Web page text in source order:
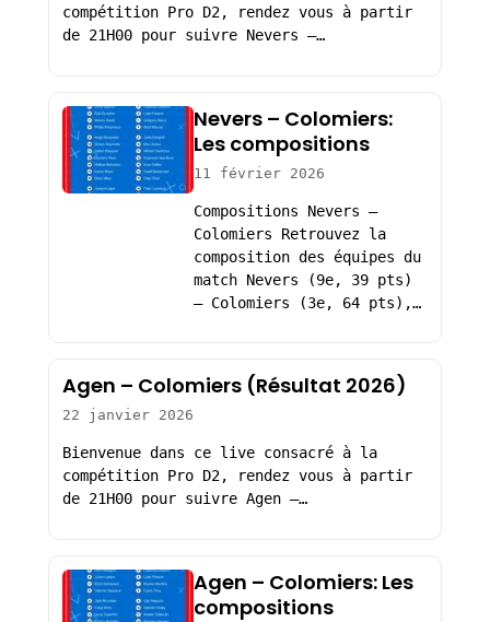
compétition Pro D2, rendez vous à partir
de 21H00 pour suivre Nevers –…
Nevers – Colomiers:
Les compositions
11 février 2026
Compositions Nevers –
Colomiers Retrouvez la
composition des équipes du
match Nevers (9e, 39 pts)
– Colomiers (3e, 64 pts),…
Agen – Colomiers (Résultat 2026)
22 janvier 2026
Bienvenue dans ce live consacré à la
compétition Pro D2, rendez vous à partir
de 21H00 pour suivre Agen –…
Agen – Colomiers: Les
compositions